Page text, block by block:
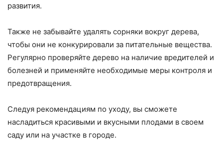
развития.
Также не забывайте удалять сорняки вокруг дерева,
чтобы они не конкурировали за питательные вещества.
Регулярно проверяйте дерево на наличие вредителей и
болезней и применяйте необходимые меры контроля и
предотвращения.
Следуя рекомендациям по уходу, вы сможете
насладиться красивыми и вкусными плодами в своем
саду или на участке в городе.